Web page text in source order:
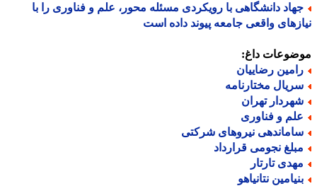
دانشگاهی با رویکردی مسئله محور، علم و فناوری را با
واقعی جامعه پیوند داده است
داغ:
رضاییان
مختارنامه
تهران
و فناوری
نیروهای شرکتی
نجومی قرارداد
تارتار
نتانیاهو